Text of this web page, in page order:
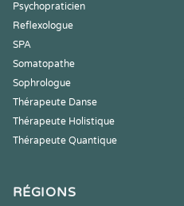
Psychopraticien
Reflexologue
SPA
Somatopathe
Sophrologue
Thérapeute Danse
Thérapeute Holistique
Thérapeute Quantique
RÉGIONS